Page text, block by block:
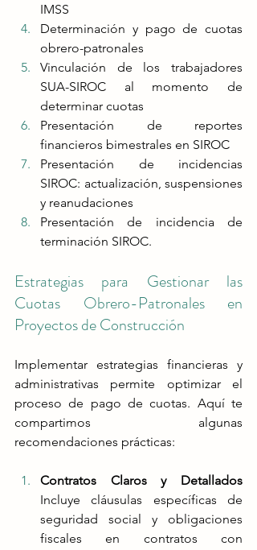
IMSS
Determinación y pago de cuotas
obrero-patronales
Vinculación de los trabajadores
SUA-SIROC al momento de
determinar cuotas
Presentación de reportes
financieros bimestrales en SIROC
Presentación de incidencias
SIROC: actualización, suspensiones
y reanudaciones
Presentación de incidencia de
terminación SIROC.
Estrategias para Gestionar las
Cuotas Obrero-Patronales en
Proyectos de Construcción
Implementar estrategias financieras y
administrativas permite optimizar el
proceso de pago de cuotas. Aquí te
compartimos algunas
recomendaciones prácticas:
Incluye cláusulas específicas de
seguridad social y obligaciones
fiscales en contratos con